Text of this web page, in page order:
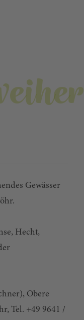
Gewässer
Hecht,
Obere
Tel. +49 9641 /